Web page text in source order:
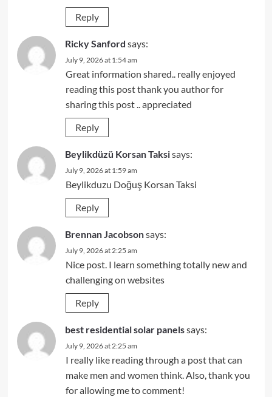
Reply
Ricky Sanford says:
July 9, 2026 at 1:54 am
Great information shared.. really enjoyed
reading this post thank you author for
sharing this post .. appreciated
Reply
Beylikdüzü Korsan Taksisays:
July 9, 2026 at 1:59 am
Beylikduzu Doğuş Korsan Taksi
Reply
Brennan Jacobsonsays:
July 9, 2026 at 2:25 am
Nice post. I learn something totally new and
challenging on websites
Reply
best residential solar panelssays:
July 9, 2026 at 2:25 am
I really like reading through a post that can
make men and women think. Also, thank you
for allowing me to comment!